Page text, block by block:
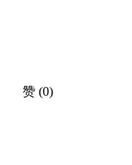
赞 (0)